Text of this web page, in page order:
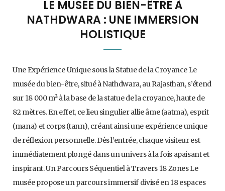
LE MUSÉE DU BIEN-ÊTRE À
NATHDWARA : UNE IMMERSION
HOLISTIQUE
Une Expérience Unique sous la Statue de la Croyance Le
musée du bien-être, situé à Nathdwara, au Rajasthan, s’étend
sur 18 000 m² à la base de la statue de la croyance, haute de
82 mètres. En effet, ce lieu singulier allie âme (aatma), esprit
(mana) et corps (tann), créant ainsi une expérience unique
de réflexion personnelle. Dès l’entrée, chaque visiteur est
immédiatement plongé dans un univers à la fois apaisant et
inspirant. Un Parcours Séquentiel à Travers 18 Zones Le
musée propose un parcours immersif divisé en 18 espaces